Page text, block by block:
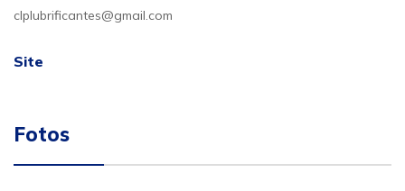
clplubrificantes@gmail.com
Site
Fotos